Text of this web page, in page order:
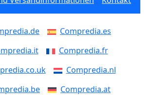
Compredia.es
Compredia.fr
Compredia.nl
Compredia.at